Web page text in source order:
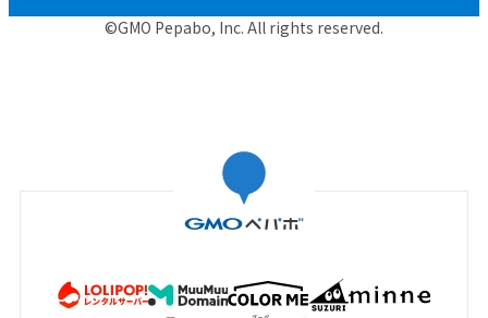
©GMO Pepabo, Inc. All rights reserved.